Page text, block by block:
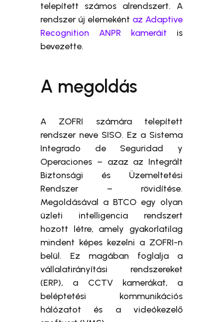
telepített számos alrendszert. A
rendszer új elemeként az Adaptive
Recognition ANPR kameráit is
bevezette.
A megoldás
A ZOFRI számára telepített
rendszer neve SISO. Ez a Sistema
Integrado de Seguridad y
Operaciones – azaz az Integrált
Biztonsági és Üzemeltetési
Rendszer – rövidítése.
Megoldásával a BTCO egy olyan
üzleti intelligencia rendszert
hozott létre, amely gyakorlatilag
mindent képes kezelni a ZOFRI-n
belül. Ez magában foglalja a
vállalatirányítási rendszereket
(ERP), a CCTV kamerákat, a
beléptetési kommunikációs
hálózatot és a videókezelő